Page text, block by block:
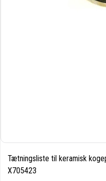
Tætningsliste til keramisk
X705423